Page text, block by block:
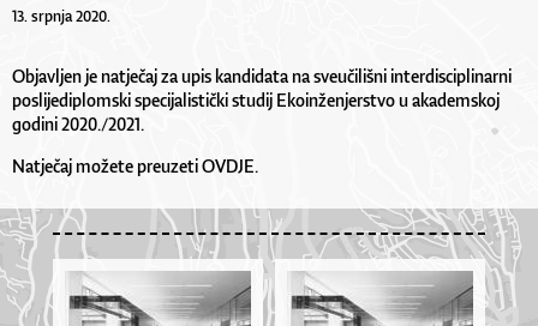
13. srpnja 2020.
Objavljen je natječaj za upis kandidata na sveučilišni interdisciplinarni
poslijediplomski specijalistički studij Ekoinženjerstvo u akademskoj
godini 2020./2021.
Natječaj možete preuzetiOVDJE.